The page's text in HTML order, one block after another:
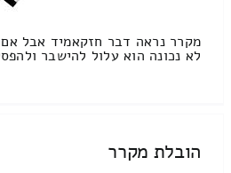
מקרר נראה דבר חזקאמיד אבל אם
לא נכונה הוא עלול להישבר
הובלת מקרר